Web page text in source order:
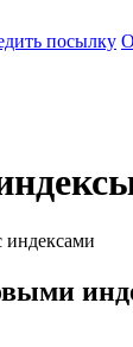
посылку
индексами